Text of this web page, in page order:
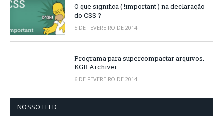
O que significa ( !important ) na declaração
do CSS ?
5 DE FEVEREIRO DE 2014
Programa para supercompactar arquivos.
KGB Archiver.
6 DE FEVEREIRO DE 2014
NOSSO FEED